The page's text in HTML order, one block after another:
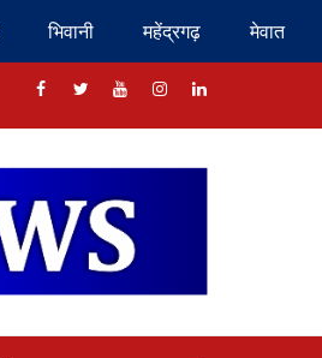
भिवानी महेंद्रगढ़ मेवात
Facebook
TwitterYoutubeInstragram
Linkedin